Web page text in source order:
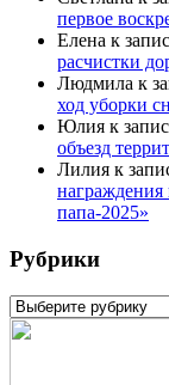
первое
Елена к
расчистки
Людмила к
ход уборки
Юлия к
объезд
Лилия к
папа-2025»
Рубрики
Рубрики